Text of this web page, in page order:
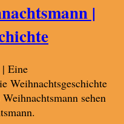
|
Eine
Weihnachtsgeschichte
sehen